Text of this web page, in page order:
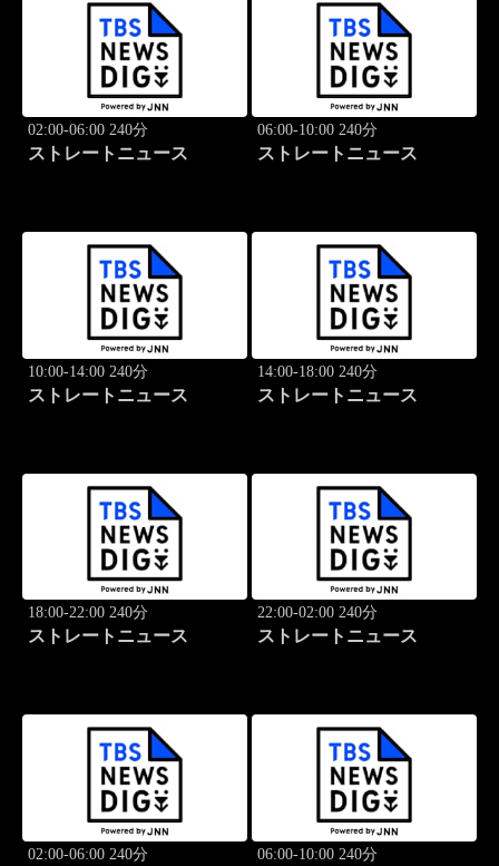
02:00-06:00 240分
ストレートニュース
06:00-10:00 240分
ストレートニュース
10:00-14:00 240分
ストレートニュース
14:00-18:00 240分
ストレートニュース
18:00-22:00 240分
ストレートニュース
22:00-02:00 240分
ストレートニュース
02:00-06:00 240分 06:00-10:00 240分